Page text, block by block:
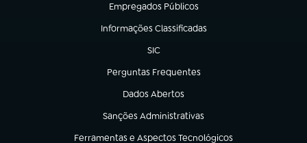
Empregados Públicos
(abre em nova aba)
Informações Classificadas
(abre em nova aba)
SIC
(abre em nova aba)
Perguntas Frequentes
(abre em nova aba)
Dados Abertos
(abre em nova aba)
Sanções Administrativas
(abre em nova aba)
Ferramentas e Aspectos Tecnológicos